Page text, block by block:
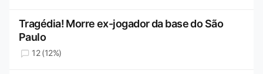
Tragédia! Morre ex-jogador da base do São
Paulo
12 (12%)